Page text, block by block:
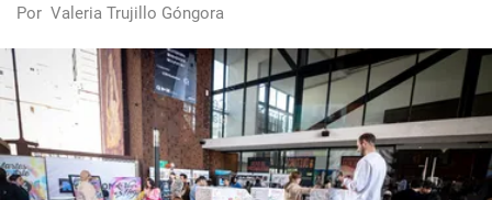
Por Valeria Trujillo Góngora